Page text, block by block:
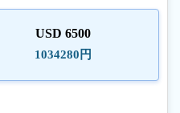
USD 6500
1034280円